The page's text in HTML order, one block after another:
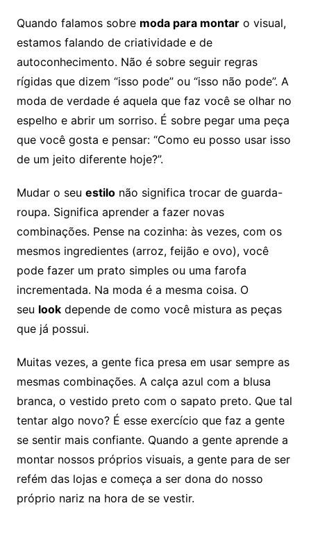
Quando falamos sobre moda para montaro visual,
estamos falando de criatividade e de
autoconhecimento. Não é sobre seguir regras
rígidas que dizem “isso pode” ou “isso não pode”. A
moda de verdade é aquela que faz você se olhar no
espelho e abrir um sorriso. É sobre pegar uma peça
que você gosta e pensar: “Como eu posso usar isso
de um jeito diferente hoje?”.
Mudar o seu estilonão significa trocar de guarda-
roupa. Significa aprender a fazer novas
combinações. Pense na cozinha: às vezes, com os
mesmos ingredientes (arroz, feijão e ovo), você
pode fazer um prato simples ou uma farofa
incrementada. Na moda é a mesma coisa. O
seu lookdepende de como você mistura as peças
que já possui.
Muitas vezes, a gente fica presa em usar sempre as
mesmas combinações. A calça azul com a blusa
branca, o vestido preto com o sapato preto. Que tal
tentar algo novo? É esse exercício que faz a gente
se sentir mais confiante. Quando a gente aprende a
montar nossos próprios visuais, a gente para de ser
refém das lojas e começa a ser dona do nosso
próprio nariz na hora de se vestir.